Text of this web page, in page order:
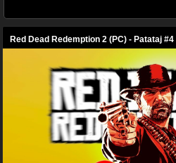
Red Dead Redemption 2 (PC) - Patataj #4